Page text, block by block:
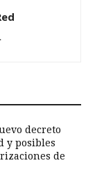
decreto
y posibles
de